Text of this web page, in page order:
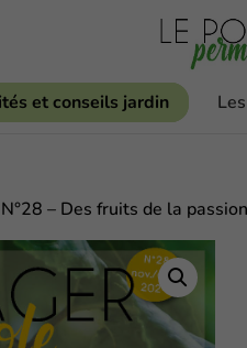
et conseils jardin
– Des fruits de la